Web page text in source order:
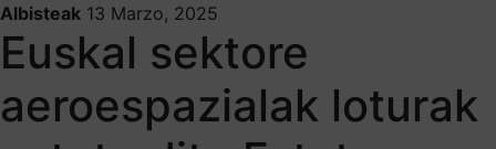
Albisteak 13 Marzo, 2025
Euskal sektore
aeroespazialak loturak